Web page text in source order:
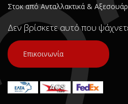
Στοκ από Ανταλλακτικά &
Δεν βρίσκετε αυτό που
Επικοινωνία